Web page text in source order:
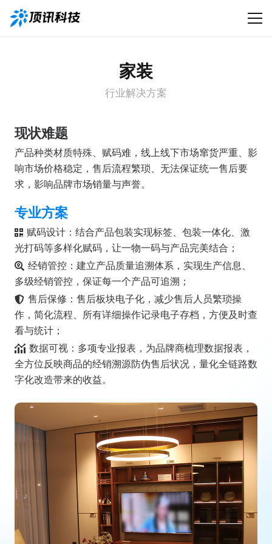
家装
行业解决方案
现状难题
产品种类材质特殊、赋码难，线上线下市场窜货严重、影
响市场价格稳定，售后流程繁琐、无法保证统一售后要
求，影响品牌市场销量与声誉。
专业方案
赋码设计：结合产品包装实现标签、包装一体化、激
光打码等多样化赋码，让一物一码与产品完美结合；
经销管控：建立产品质量追溯体系，实现生产信息、
多级经销管控，保证每一个产品可追溯；
售后保修：售后板块电子化，减少售后人员繁琐操
作，简化流程、所有详细操作记录电子存档，方便及时查
看与统计；
数据可视：多项专业报表，为品牌商梳理数据报表，
全方位反映商品的经销溯源防伪售后状况，量化全链路数
字化改造带来的收益。